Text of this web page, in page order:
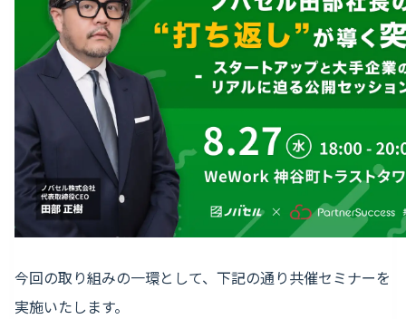
今回の取り組みの一環として、下記の通り共催セミナーを
実施いたします。